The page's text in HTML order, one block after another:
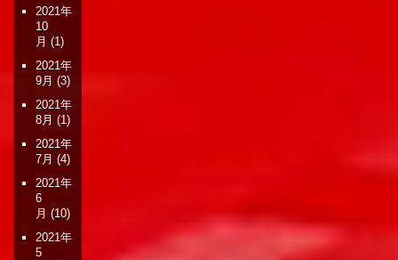
2021年
10
月 (1)
2021年
9月 (3)
2021年
8月 (1)
2021年
7月 (4)
2021年
6
月 (10)
2021年
5